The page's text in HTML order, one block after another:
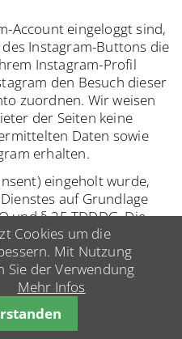
Account eingeloggt sind,
Instagram-Buttons die
Instagram-Profil
den Besuch dieser
zuordnen. Wir weisen
der Seiten keine
Daten sowie
erhalten.
eingeholt wurde,
auf Grundlage
und § 25 TDDDG. Die
Soweit keine
erfolgt die Verwendung
unseres berechtigten
umfassenden
Tools
Cookies um die
Mit Nutzung
Sie der Verwendung
Mehr Infos